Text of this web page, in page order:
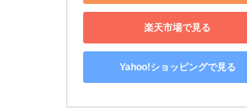
楽天市場で見る
Yahoo!ショッピングで見る